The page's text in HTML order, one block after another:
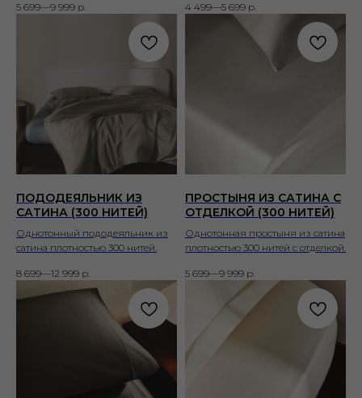
5 699—9 999 р. 4 499—5 699 р.
ПОДОДЕЯЛЬНИК ИЗ
САТИНА (300 НИТЕЙ)
Однотонный пододеяльник из
сатина плотностью 300 нитей.
8 699—12 999 р.
ПРОСТЫНЯ ИЗ САТИНА С
ОТДЕЛКОЙ (300 НИТЕЙ)
Однотонная простыня из сатина
плотностью 300 нитей с отделкой.
5 699—9 999 р.